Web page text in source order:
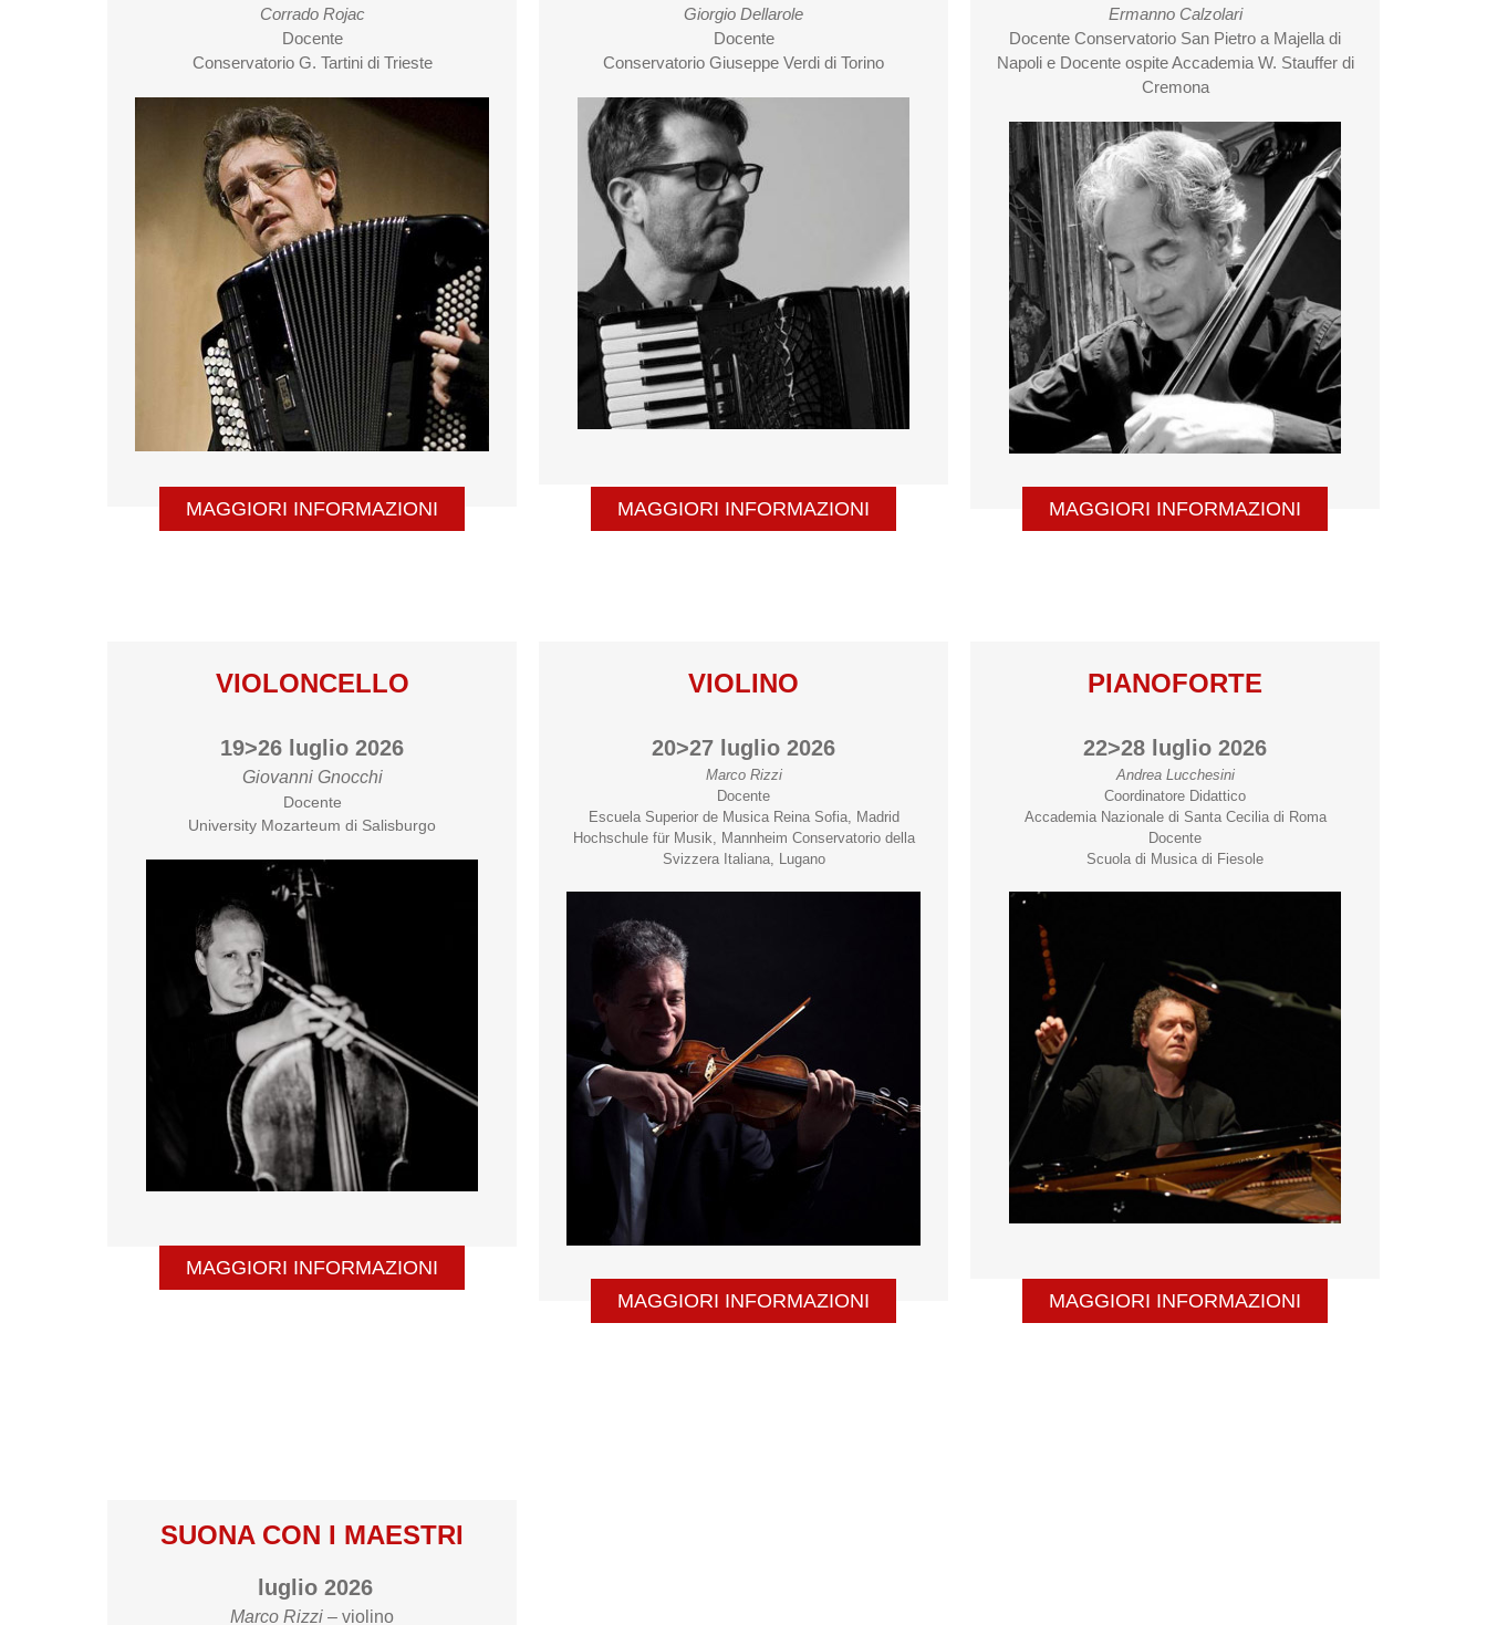
Corrado Rojac
Docente
Conservatorio G. Tartini di Trieste
Giorgio Dellarole
Docente
Conservatorio Giuseppe Verdi di Torino
Ermanno Calzolari
Docente Conservatorio San Pietro a Majella di
Napoli e Docente ospite Accademia W. Stauffer di
Cremona
MAGGIORI INFORMAZIONI MAGGIORI INFORMAZIONI MAGGIORI INFORMAZIONI
VIOLONCELLO
19>26 luglio 2026
Giovanni Gnocchi
Docente
University Mozarteum di Salisburgo
VIOLINO
20>27 luglio 2026
Marco Rizzi
Docente
Escuela Superior de Musica Reina Sofia, Madrid
Hochschule für Musik, Mannheim Conservatorio della
Svizzera Italiana, Lugano
PIANOFORTE
22>28 luglio 2026
Andrea Lucchesini
Coordinatore Didattico
Accademia Nazionale di Santa Cecilia di Roma
Docente
Scuola di Musica di Fiesole
MAGGIORI INFORMAZIONI
MAGGIORI INFORMAZIONI
MAGGIORI INFORMAZIONI
SUONA CON I MAESTRI
luglio 2026
Marco Rizzi – violino